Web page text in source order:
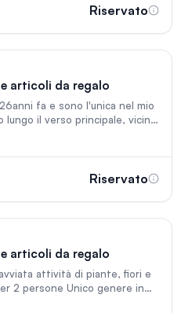
all’uso con grande
Contatti: 375 9159275
Riservato
articoli da regalo
fa e sono l'unica nel mio
lungo il verso principale, vicino
Sono disposta a
Riservato
articoli da regalo
attività di piante, fiori e
Unico genere in